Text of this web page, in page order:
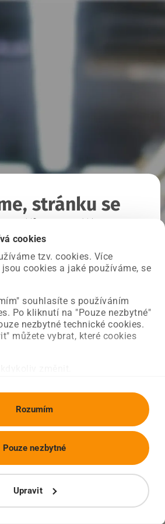
cookies
tzv. cookies. Více
cookies a jaké používáme, se
souhlasíte s používáním
Po kliknutí na "Pouze nezbytné"
nezbytné technické cookies.
můžete vybrat, které cookies
Rozumím
Upravit
Pouze nezbytné
stránku se
naší straně a už ji opravujeme.
načíst požadovanou stránku.
Úvodní strana